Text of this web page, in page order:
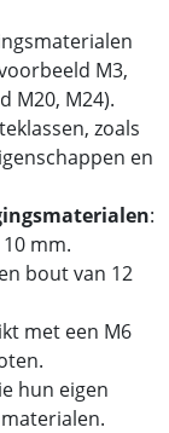
M3,
M20, M24).
zoals
en
:
mm.
bout van 12
met een M6
hun eigen